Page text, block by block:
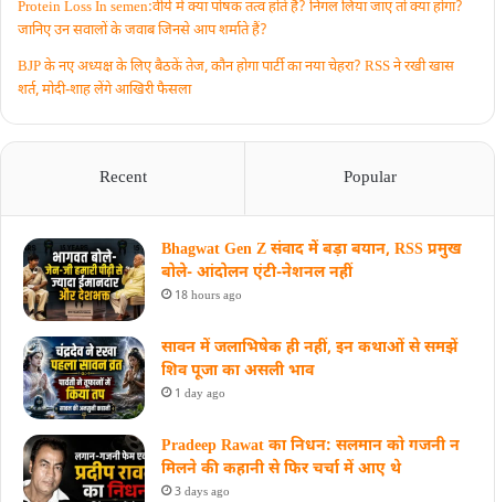
Protein Loss In semen:वीर्य में क्या पोषक तत्व होते हैं? निगल लिया जाए तो क्या होगा?
जानिए उन सवालों के जवाब जिनसे आप शर्माते हैं?
BJP के नए अध्यक्ष के लिए बैठकें तेज, कौन होगा पार्टी का नया चेहरा? RSS ने रखी खास
शर्त, मोदी-शाह लेंगे आखिरी फैसला
Recent Popular
Bhagwat Gen Z संवाद में बड़ा बयान, RSS प्रमुख
बोले- आंदोलन एंटी-नेशनल नहीं
18 hours ago
सावन में जलाभिषेक ही नहीं, इन कथाओं से समझें
शिव पूजा का असली भाव
1 day ago
Pradeep Rawat का निधन: सलमान को गजनी न
मिलने की कहानी से फिर चर्चा में आए थे
3 days ago